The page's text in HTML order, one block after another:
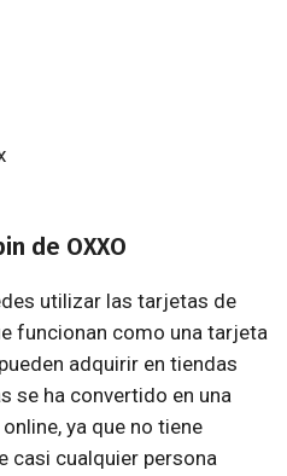
de OXXO
utilizar las tarjetas de
funcionan como una tarjeta
adquirir en tiendas
se ha convertido en una
ya que no tiene
casi cualquier persona